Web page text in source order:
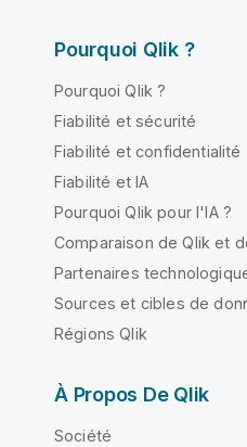
Pourquoi Qlik ?
Pourquoi Qlik ?
Fiabilité et sécurité
Fiabilité et confidentialité
Fiabilité et IA
Pourquoi Qlik pour l'IA ?
Comparaison de Qlik et
Partenaires
Sources et cibles de
Régions Qlik
À Propos De Qlik
Société